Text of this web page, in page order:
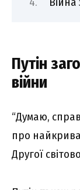
Путін
війни
“Думаю,
про
Другої